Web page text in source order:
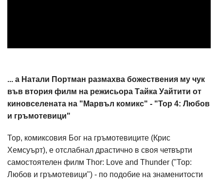
... а Натали Портман размахва божествения му чук
във втория филм на режисьора Тайка Уайтити от
киновселената на "Марвъл комикс" - "Тор 4: Любов
и гръмотевици"
Тор, комиксовия Бог на гръмотевиците (Крис
Хемсуърт), е отслабнал драстично в своя четвърти
самостоятелен филм Thor: Love and Thunder ("Тор:
Любов и гръмотевици") - по подобие на знаменитости